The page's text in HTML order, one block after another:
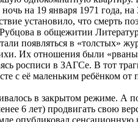
ночь на 19 января 1971 года,
установило, что смерть
в общежитии
появляться в «толстых»
Их отношения были
росписи в ЗАГСе. В тот
с её маленьким ребёнком
в закрытом режиме. А
6 лет) продвигать свою
опубликовал